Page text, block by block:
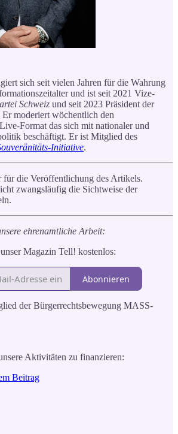
sich seit vielen Jahren für die Wahrung
und ist seit 2021 Vize-
Schweiz und seit 2023 Präsident der
Er moderiert wöchentlich den
Format das sich mit nationaler und
beschäftigt. Er ist Mitglied des
Initiative.
für die Veröffentlichung des Artikels.
zwangsläufig die Sichtweise der
ehrenamtliche Arbeit:
Magazin Tell! kostenlos:
Abonnieren
der Bürgerrechtsbewegung MASS-
Aktivitäten zu finanzieren:
Beitrag